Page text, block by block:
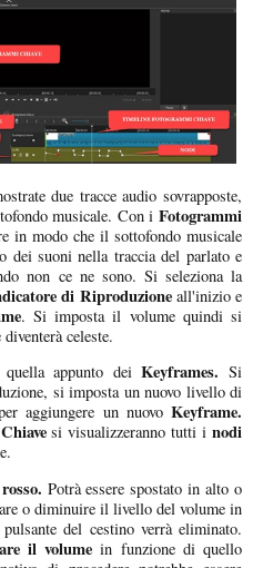
due tracce audio sovrapposte,
musicale. Con i Fotogrammi
in modo che il sottofondo musicale
dei suoni nella traccia del parlato e
non ce ne sono. Si seleziona la
di Riproduzioneall'inizio e
. Si imposta il volume quindi si
diventerà celeste.
appunto deiKeyframes. Si
si imposta un nuovo livello di
aggiungere un nuovo Keyframe.
si visualizzeranno tutti inodi
rosso. Potrà essere spostato in alto o
o diminuire il livello del volume in
del cestino verrà eliminato.
il volume in funzione di quello